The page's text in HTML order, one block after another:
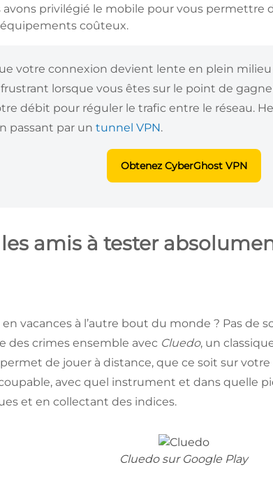
avons privilégié le mobile pour vous permettre
coûteux.
votre connexion devient lente en plein milieu
lorsque vous êtes sur le point de
débit pour réguler le trafic entre le réseau.
passant par un tunnel VPN.
Obtenez CyberGhost VPN
amis à tester
vacances à l’autre bout du monde ? Pas de
des crimes ensemble avec Cluedo, un
de jouer à distance, que ce soit sur
avec quel instrument et dans quelle
et en collectant des indices.
Cluedo sur Google Play